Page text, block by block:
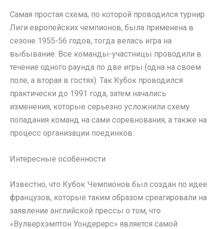
Самая простая схема, по которой проводился турнир
Лиги европейских чемпионов, была применена в
сезоне 1955-56 годов, тогда велась игра на
выбывание. Все команды-участницы проводили в
течение одного раунда по две игры (одна на своем
поле, а вторая в гостях). Так Кубок проводился
практически до 1991 года, затем начались
изменения, которые серьезно усложнили схему
попадания команд на сами соревнования, а также на
процесс организации поединков.
Интересные особенности
Известно, что Кубок Чемпионов был создан по идее
французов, которые таким образом среагировали на
заявление английской прессы о том, что
«Вулверхэмптон Уондерерс» является самой